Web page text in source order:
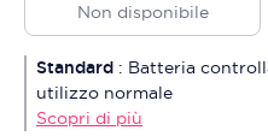
Non disponibile
Standard : Batteria
utilizzo normale
Scopri di più